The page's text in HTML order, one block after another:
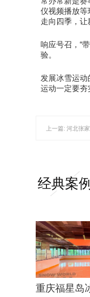
仪视频播放等
走向四季，让
响应号召，“
验。
发展冰雪运动
运动一定要夯
上一篇: 河北张
经典案例
重庆福星岛